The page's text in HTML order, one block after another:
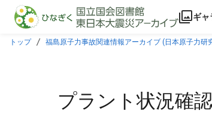
本文に飛ぶ
ギャ
トップ 福島原子力事故関連情報アーカイブ (日本原子力研
プラント状況確